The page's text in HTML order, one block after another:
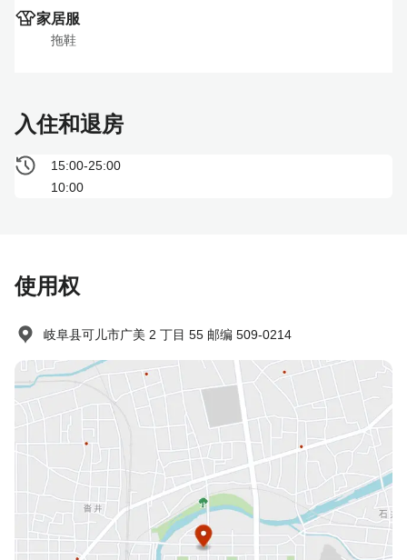
家居服
拖鞋
入住和退房
15:00-25:00
10:00
使用权
岐阜县可儿市广美 2 丁目 55 邮编 509-0214